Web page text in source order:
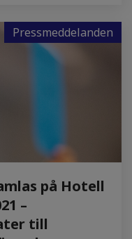
Pressmeddelanden
på Hotell
–
till